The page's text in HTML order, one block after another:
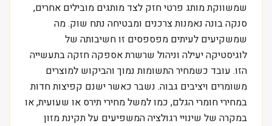
שמשווקת מותג פרטי חזק לצד מותגים מובילים אחרים,
סנקה בונה נאמנות צרכנים ומבטיחה נתח שוק. מה
שמשקיעים לעיתים מפספסים זו חשיבותה של
לוגיסטיקה יעילה וניהול שרשרת אספקה חזקה בתעשייה
הזו. עובד כשמחיר התשומות נמוך והביקוש למוצרים
משומרים ויציבים גבוה. נשבר כאשר ישנם קפיצות חדות
במחירי חומרי הגלם, כמו למשל מחירי תירס או שעועית, או
במקרה של שינויי רגולציה המשפיעים על תקינת מזון